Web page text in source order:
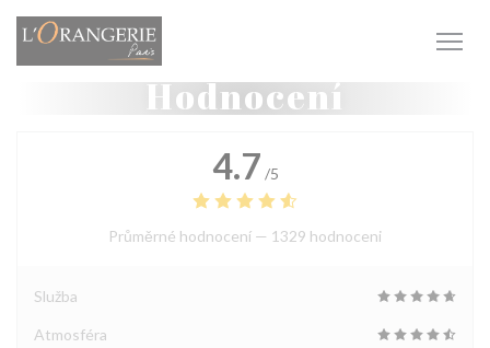
Panel pro správu cookies
Hodnocení
4.7 /5
Průměrné hodnocení — 1329 hodnoceni
Služba
Atmosféra